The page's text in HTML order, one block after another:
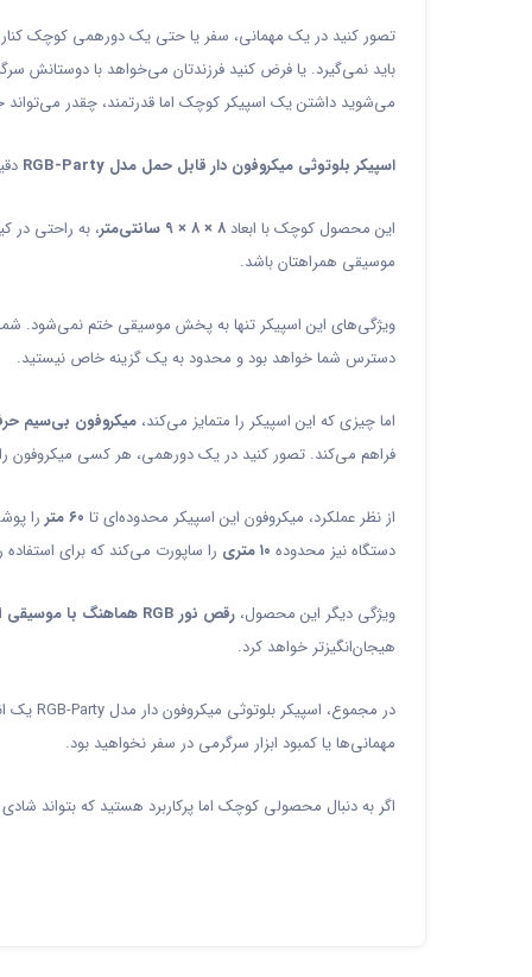
تصور کنید در یک مهمانی، سفر یا حتی یک دورهمی کوچک
باید نمی‌گیرد. یا فرض کنید فرزندتان می‌خواهد با دوستانش
می‌شوید داشتن یک اسپیکر کوچک اما قدرتمند، چقدر
اسپیکر بلوتوثی میکروفون دار قابل حمل مدل RGB-Party
این محصول کوچک با ابعاد۸ × ۸ × ۹ سانتی‌متر
، به راحتی
موسیقی همراهتان باشد.
ویژگی‌های این اسپیکر تنها به پخش موسیقی ختم نمی‌شود.
دسترس شما خواهد بود و محدود به یک گزینه خاص نیستید.
اما چیزی که این اسپیکر را متمایز می‌کند،میکروفون بی‌سیم
فراهم می‌کند. تصور کنید در یک دورهمی، هر کسی میکروفون
از نظر عملکرد، میکروفون این اسپیکر محدوده‌ای تا ۶۰ متر
را
دستگاه نیز محدوده ۱۰ متری را ساپورت می‌کند که برای
ویژگی دیگر این محصول،رقص نور RGB هماهنگ با موسیقی
هیجان‌انگیزتر خواهد کرد.
در مجموع، اسپیکر بلوتوثی میکروفون دار مدل RGB-Party یک انتخاب فوق‌العاده برای افرادی است که به دنبال ترکیب
مهمانی‌ها یا کمبود ابزار سرگرمی در سفر نخواهید بود.
اگر به دنبال محصولی کوچک اما پرکاربرد هستید که بتواند